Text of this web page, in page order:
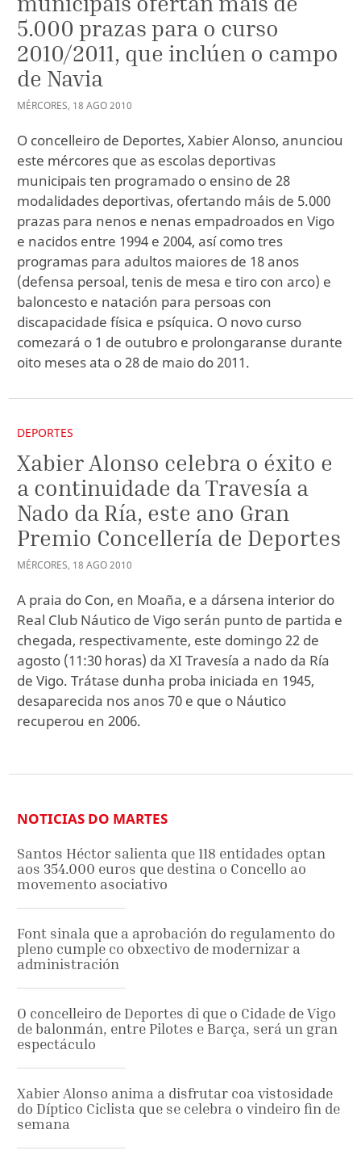
5.000 prazas para o curso
2010/2011, que inclúen o campo
de Navia
MÉRCORES, 18 AGO2010
O concelleiro de Deportes, Xabier Alonso, anunciou
este mércores que as escolas deportivas
municipais ten programado o ensino de 28
modalidades deportivas, ofertando máis de 5.000
prazas para nenos e nenas empadroados en Vigo
e nacidos entre 1994 e 2004, así como tres
programas para adultos maiores de 18 anos
(defensa persoal, tenis de mesa e tiro con arco) e
baloncesto e natación para persoas con
discapacidade física e psíquica. O novo curso
comezará o 1 de outubro e prolongaranse durante
oito meses ata o 28 de maio do 2011.
DEPORTES
Xabier Alonso celebra o éxito e
a continuidade da Travesía a
Nado da Ría, este ano Gran
Premio Concellería de Deportes
MÉRCORES, 18 AGO2010
A praia do Con, en Moaña, e a dársena interior do
Real Club Náutico de Vigo serán punto de partida e
chegada, respectivamente, este domingo 22 de
agosto (11:30 horas) da XI Travesía a nado da Ría
de Vigo. Trátase dunha proba iniciada en 1945,
desaparecida nos anos 70 e que o Náutico
recuperou en 2006.
NOTICIAS DO MARTES
Santos Héctor salienta que 118 entidades optan
aos 354.000 euros que destina o Concello ao
movemento asociativo
Font sinala que a aprobación do regulamento do
pleno cumple co obxectivo de modernizar a
administración
O concelleiro de Deportes di que o Cidade de Vigo
de balonmán, entre Pilotes e Barça, será un gran
espectáculo
Xabier Alonso anima a disfrutar coa vistosidade
do Díptico Ciclista que se celebra o vindeiro fin de
semana